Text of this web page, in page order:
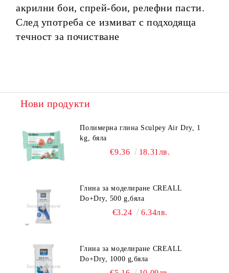
акрилни бои, спрей-бои, релефни пасти.
След употреба се измиват с подходяща
течност за почистване
Нови продукти
Полимерна глина Sculpey Air Dry, 1
kg, бяла
€9.36 18.31лв.
Глина за моделиране CREALL
Do+Dry, 500 g,бяла
€3.24 6.34лв.
Глина за моделиране CREALL
Do+Dry, 1000 g,бяла